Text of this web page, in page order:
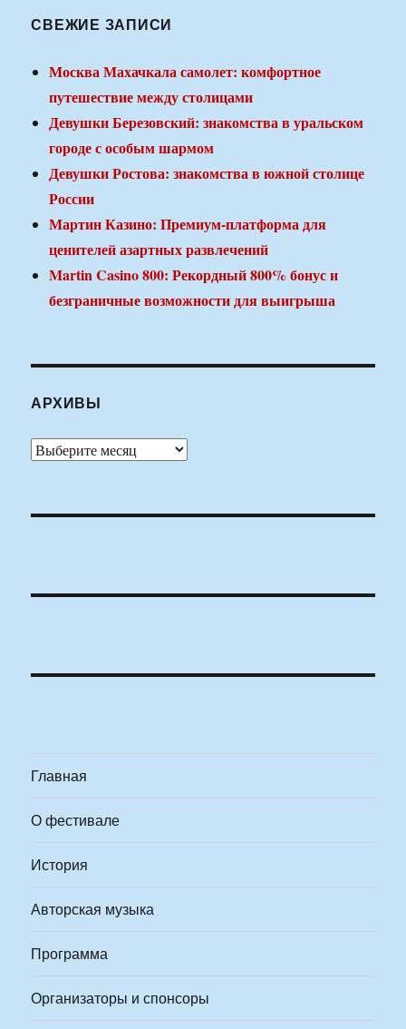
СВЕЖИЕ ЗАПИСИ
Москва Махачкала самолет: комфортное
путешествие между столицами
Девушки Березовский: знакомства в уральском
городе с особым шармом
Девушки Ростова: знакомства в южной столице
России
Мартин Казино: Премиум-платформа для
ценителей азартных развлечений
Martin Casino 800: Рекордный 800% бонус и
безграничные возможности для выигрыша
АРХИВЫ
Архивы
Главная
О фестивале
История
Авторская музыка
Программа
Организаторы и спонсоры